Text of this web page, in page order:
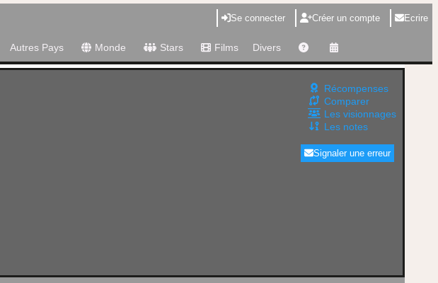
Se connecter Créer un compte Ecrire
Autres Pays Monde Stars Films Divers
Récompenses
Comparer
Les visionnages
Les notes
Signaler une erreur